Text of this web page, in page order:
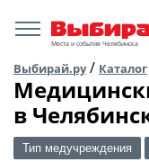
Места и события Челябинска
Выбирай.ру/ Каталог
в
Тип медучреждения